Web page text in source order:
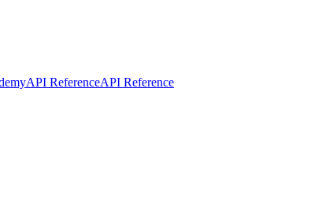
API ReferenceAPI Reference